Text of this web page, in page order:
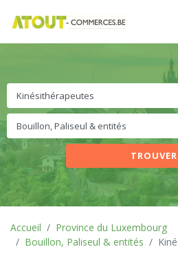
TROUVER
Accueil
Province du Luxembourg
Bouillon, Paliseul & entités